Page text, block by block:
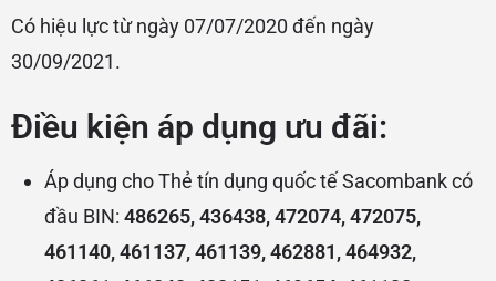
Có hiệu lực từ ngày 07/07/2020 đến ngày
30/09/2021.
Điều kiện áp dụng ưu đãi:
Áp dụng cho Thẻ tín dụng quốc tế Sacombank có
đầu BIN: 486265, 436438, 472074, 472075,
461140, 461137, 461139, 462881, 464932,